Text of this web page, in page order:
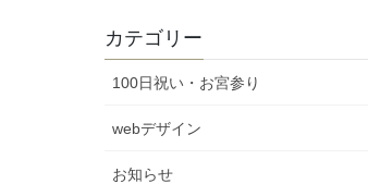
カテゴリー
100日祝い・お宮参り
webデザイン
お知らせ